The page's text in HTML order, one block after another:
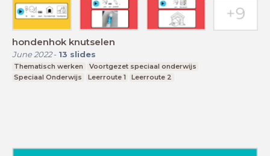
hondenhok knutselen
June 2022- 13 slides
Thematisch werken
Voortgezet speciaal onderwijs
Speciaal Onderwijs
Leerroute 1 Leerroute 2